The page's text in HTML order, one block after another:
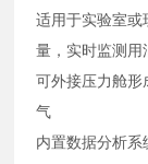
适用于实验室或
量，实时监测用
可外接压力舱形
气
内置数据分析系